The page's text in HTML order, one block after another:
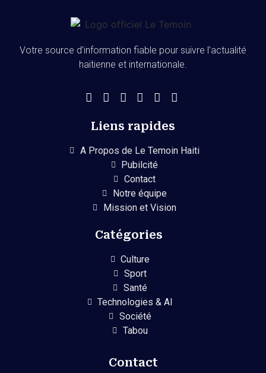
Votre source d’information fiable pour suivre l’actualité
haïtienne et internationale.
Liens rapides
A Propos de Le Temoin Haiti
Pubilcité
Contact
Notre équipe
Mission et Vision
Catégories
Culture
Sport
Santé
Technologies & AI
Société
Tabou
Contact